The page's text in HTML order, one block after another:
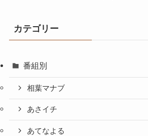
カテゴリー
番組別
相葉マナブ
あさイチ
あてなよる